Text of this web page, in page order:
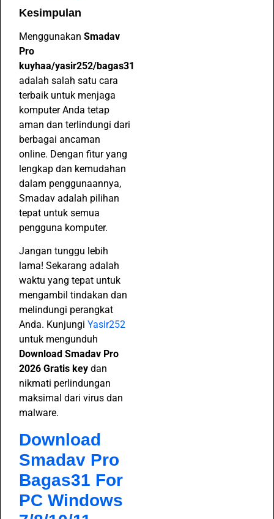
Kesimpulan
Menggunakan Smadav
Pro
kuyhaa/yasir252/bagas31
adalah salah satu cara
terbaik untuk menjaga
komputer Anda tetap
aman dan terlindungi dari
berbagai ancaman
online. Dengan fitur yang
lengkap dan kemudahan
dalam penggunaannya,
Smadav adalah pilihan
tepat untuk semua
pengguna komputer.
Jangan tunggu lebih
lama! Sekarang adalah
waktu yang tepat untuk
mengambil tindakan dan
melindungi perangkat
Anda. Kunjungi Yasir252
untuk mengunduh
Download Smadav Pro
2026 Gratis key dan
nikmati perlindungan
maksimal dari virus dan
malware.
Download
Smadav Pro
Bagas31 For
PC Windows